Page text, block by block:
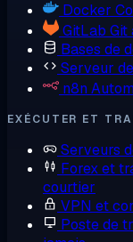
Docker
GitLab Git
Bases de
Serveur
n8n
EXÉCUTER ET
Serveurs
Forex et
courtier
VPN et
Poste de